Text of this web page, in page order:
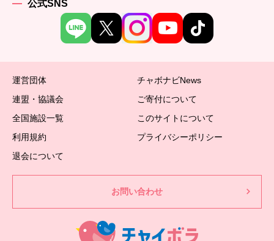
公式SNS
運営団体
チャボナビNews
連盟・協議会
ご寄付について
全国施設一覧
このサイトについて
利用規約
プライバシーポリシー
退会について
お問い合わせ